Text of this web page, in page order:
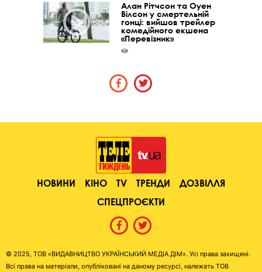
Алан Рітчсон та Оуен
Вілсон у смертельній
гонці: вийшов трейлер
комедійного екшена
«Перевізник»
НОВИНИ КІНО TV ТРЕНДИ
ДОЗВІЛЛЯ
СПЕЦПРОЄКТИ
© 2025, ТОВ «ВИДАВНИЦТВО УКРАЇНСЬКИЙ МЕДІА ДІМ». Усі права захищені.
Всі права на матеріали, опубліковані на даному ресурсі, належать ТОВ